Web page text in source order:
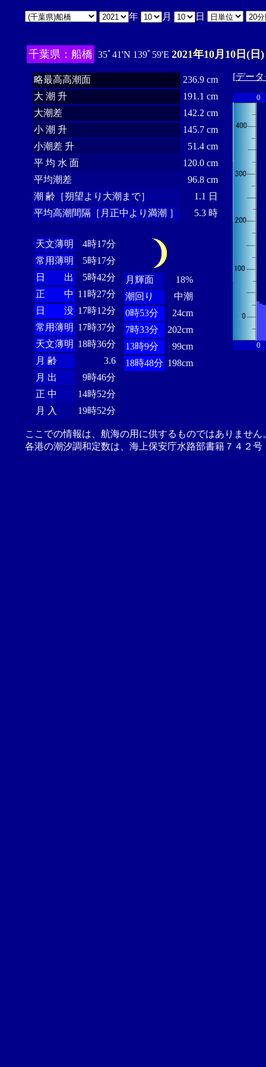
年 月 日
千葉県：船橋 35ﾟ41'N 139ﾟ59'E 2021年10月10日(日)
略最高高潮面
236.9 cm
大 潮 升
191.1 cm
大潮差
142.2 cm
小 潮 升
145.7 cm
小潮差 升
51.4 cm
平 均 水 面
120.0 cm
平均潮差
96.8 cm
潮 齢［朔望より大潮まで］
1.1 日
平均高潮間隔［月正中より満潮 ］
5.3 時
天文薄明
4時17分
常用薄明
5時17分
日 出
5時42分
正 中 11時27分
日 没 17時12分
常用薄明 17時37分
天文薄明 18時36分
月 齢
3.6
月 出
9時46分
正 中
14時52分
月 入
19時52分
月輝面
18%
潮回り
中潮
0時53分
24cm
7時33分
202cm
13時9分
99cm
18時48分 198cm
[デー
0
0
ここでの情報は、航海の用に供するものではありませ
各港の潮汐調和定数は、海上保安庁水路部書籍７４２